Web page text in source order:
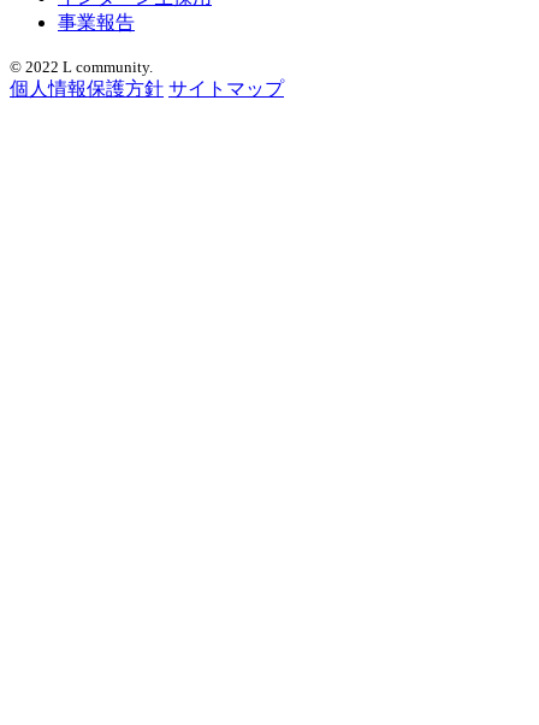
事業報告
© 2022 L community.
個人情報保護方針 サイトマップ